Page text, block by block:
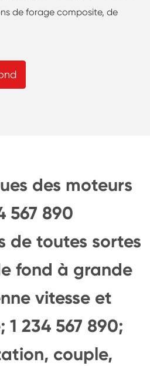
de forage composite, de
des moteurs
567 890
de toutes sortes
fond à grande
vitesse et
1 234 567 890;
couple,